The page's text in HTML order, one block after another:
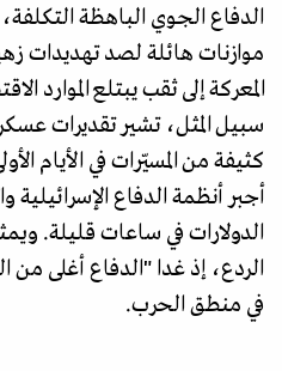
الدفاع الجوي الباهظة
موازنات هائلة لصد تهديدات
المعركة إلى ثقب يبتلع الموارد
سبيل المثل، تشير تقديرات
أجبر أنظمة الدفاع الإسرائيلية
الدولارات في ساعات قليلة.
الردع، إذ غدا "الدفاع أغلى
في منطق الحرب.